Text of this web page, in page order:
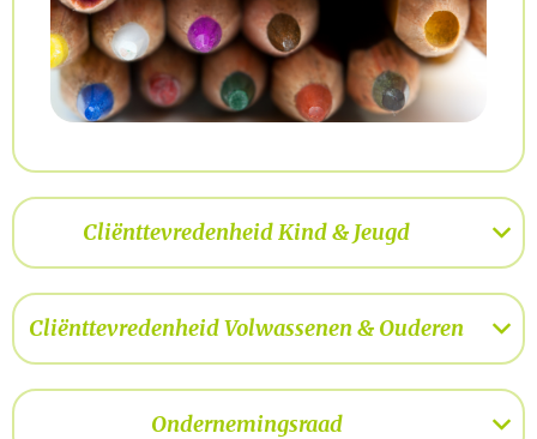
Cliënttevredenheid Kind & Jeugd
Cliënttevredenheid Volwassenen & Ouderen
Ondernemingsraad